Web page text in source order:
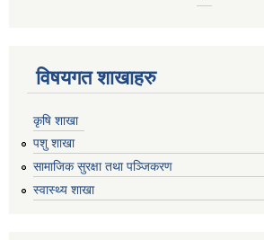
विषयगत शाखाहरु
कृषि शाखा
पशु शाखा
सामाजिक सुरक्षा तथा पञ्जिकरण
स्वास्थ्य शाखा